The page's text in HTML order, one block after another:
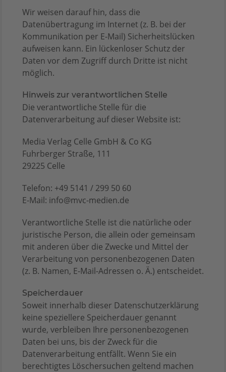
Wir weisen darauf hin, dass die
Datenübertragung im Internet (z. B. bei der
Kommunikation per E-Mail) Sicherheitslücken
aufweisen kann. Ein lückenloser Schutz der
Daten vor dem Zugriff durch Dritte ist nicht
möglich.
Hinweis zur verantwortlichen Stelle
Die verantwortliche Stelle für die
Datenverarbeitung auf dieser Website ist:
Media Verlag Celle GmbH & Co KG
Fuhrberger Straße, 111
29225 Celle
Telefon: +49 5141 / 299 50 60
E-Mail: info@mvc-medien.de
Verantwortliche Stelle ist die natürliche oder
juristische Person, die allein oder gemeinsam
mit anderen über die Zwecke und Mittel der
Verarbeitung von personenbezogenen Daten
(z. B. Namen, E-Mail-Adressen o. Ä.) entscheidet.
Speicherdauer
Soweit innerhalb dieser Datenschutzerklärung
keine speziellere Speicherdauer genannt
wurde, verbleiben Ihre personenbezogenen
Daten bei uns, bis der Zweck für die
Datenverarbeitung entfällt. Wenn Sie ein
berechtigtes Löschersuchen geltend machen